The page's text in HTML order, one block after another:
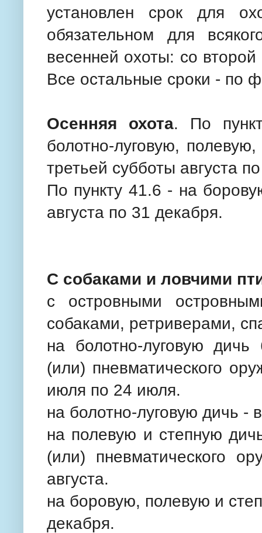
установлен срок для
обязательном для
весенней охоты: со
Все остальные сроки - по
Осенняя охота. По
болотно-луговую,
третьей субботы августа
По пункту 41.6 - на
августа по 31 декабря.
С собаками и ловчими
с островными
собаками, ретриверами,
на болотно-луговую дичь
(или) пневматического
июля по 24 июля.
на болотно-луговую дичь -
на полевую и степную
(или) пневматического
августа.
на боровую, полевую и
декабря.